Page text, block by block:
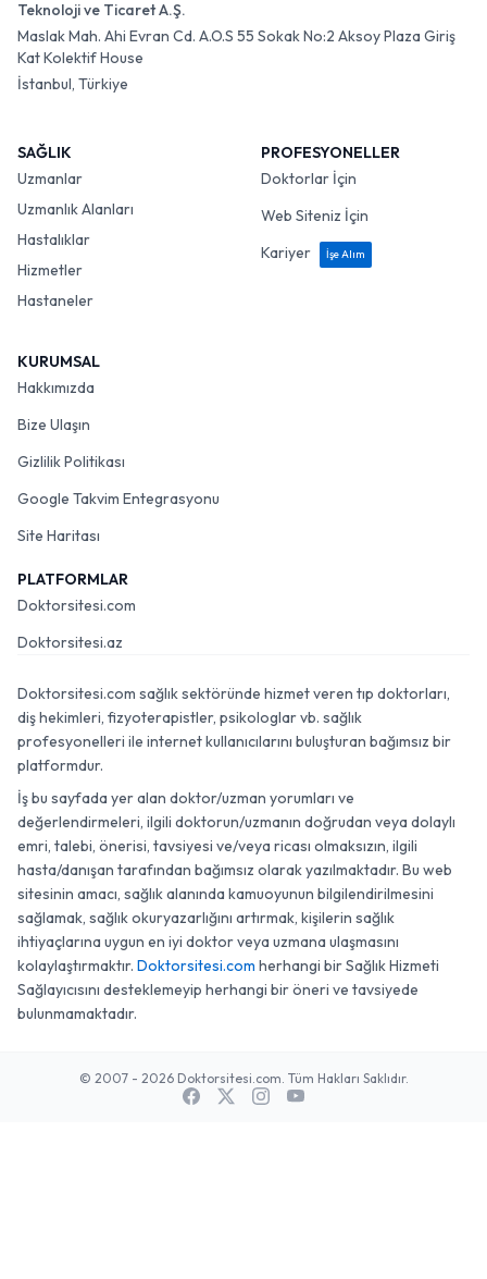
Teknoloji ve Ticaret A.Ş.
Maslak Mah. Ahi Evran Cd. A.O.S 55 Sokak No:2 Aksoy Plaza Giriş
Kat Kolektif House
İstanbul, Türkiye
SAĞLIK
Uzmanlar
Uzmanlık Alanları
Hastalıklar
Hizmetler
Hastaneler
PROFESYONELLER
Doktorlar İçin
Web Siteniz İçin
Kariyer
İşe Alım
KURUMSAL
Hakkımızda
Bize Ulaşın
Gizlilik Politikası
Google Takvim Entegrasyonu
Site Haritası
PLATFORMLAR
Doktorsitesi.com
Doktorsitesi.az
Doktorsitesi.com sağlık sektöründe hizmet veren tıp doktorları,
diş hekimleri, fizyoterapistler, psikologlar vb. sağlık
profesyonelleri ile internet kullanıcılarını buluşturan bağımsız bir
platformdur.
İş bu sayfada yer alan doktor/uzman yorumları ve
değerlendirmeleri, ilgili doktorun/uzmanın doğrudan veya dolaylı
emri, talebi, önerisi, tavsiyesi ve/veya ricası olmaksızın, ilgili
hasta/danışan tarafından bağımsız olarak yazılmaktadır. Bu web
sitesinin amacı, sağlık alanında kamuoyunun bilgilendirilmesini
sağlamak, sağlık okuryazarlığını artırmak, kişilerin sağlık
ihtiyaçlarına uygun en iyi doktor veya uzmana ulaşmasını
kolaylaştırmaktır. Doktorsitesi.com herhangi bir Sağlık Hizmeti
Sağlayıcısını desteklemeyip herhangi bir öneri ve tavsiyede
bulunmamaktadır.
© 2007 - 2026 Doktorsitesi.com. Tüm Hakları Saklıdır.